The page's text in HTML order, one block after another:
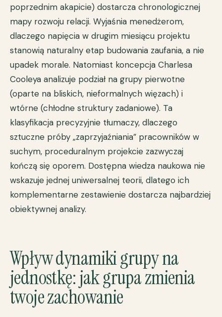
poprzednim akapicie) dostarcza chronologicznej
mapy rozwoju relacji. Wyjaśnia menedżerom,
dlaczego napięcia w drugim miesiącu projektu
stanowią naturalny etap budowania zaufania, a nie
upadek morale. Natomiast koncepcja Charlesa
Cooleya analizuje podział na grupy pierwotne
(oparte na bliskich, nieformalnych więzach) i
wtórne (chłodne struktury zadaniowe). Ta
klasyfikacja precyzyjnie tłumaczy, dlaczego
sztuczne próby „zaprzyjaźniania” pracowników w
suchym, proceduralnym projekcie zazwyczaj
kończą się oporem. Dostępna wiedza naukowa nie
wskazuje jednej uniwersalnej teorii, dlatego ich
komplementarne zestawienie dostarcza najbardziej
obiektywnej analizy.
Wpływ dynamiki grupy na
jednostkę: jak grupa zmienia
twoje zachowanie